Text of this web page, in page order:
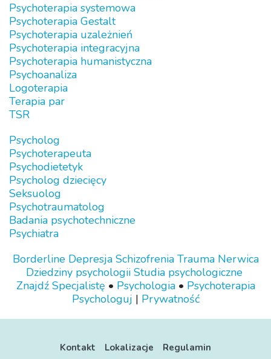
Psychoterapia systemowa
Psychoterapia Gestalt
Psychoterapia uzależnień
Psychoterapia integracyjna
Psychoterapia humanistyczna
Psychoanaliza
Logoterapia
Terapia par
TSR
Psycholog
Psychoterapeuta
Psychodietetyk
Psycholog dziecięcy
Seksuolog
Psychotraumatolog
Badania psychotechniczne
Psychiatra
Borderline Depresja Schizofrenia Trauma Nerwica
Dziedziny psychologii Studia psychologiczne
Znajdź Specjalistę • Psychologia• Psychoterapia
Psychologuj | Prywatność
Kontakt Lokalizacje Regulamin